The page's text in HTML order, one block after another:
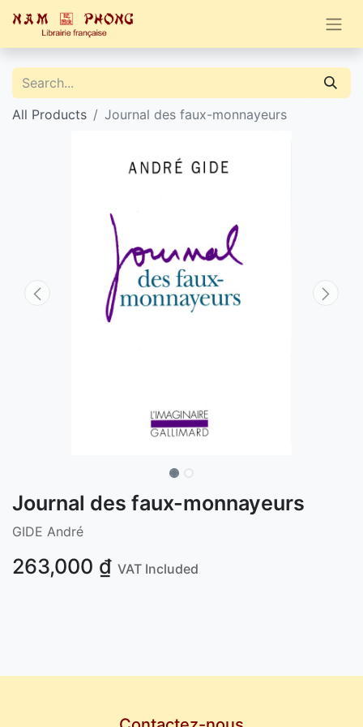
All Products Journal des faux-monnayeurs
Journal des faux-monnayeurs
GIDE André
263,000 ₫ VAT Included